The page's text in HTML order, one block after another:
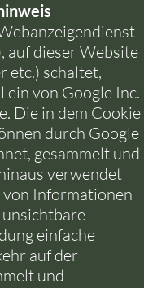
auf dieser Website
etc.) schaltet,
von Google Inc.
Die in dem Cookie
durch Google
gesammelt und
verwendet
von Informationen
unsichtbare
einfache
auf der
und